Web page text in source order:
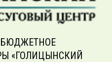
«ГОЛИЦЫНСКИЙ